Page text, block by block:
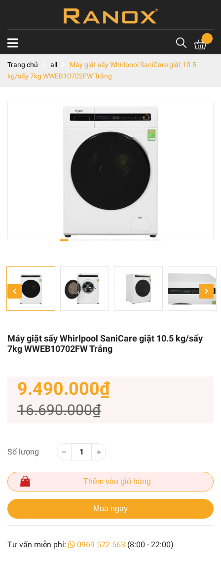
Trang chủ all
Máy giặt sấy Whirlpool SaniCare giặt 10.5
kg/sấy 7kg WWEB10702FW Trắng
Máy giặt sấy Whirlpool SaniCare giặt 10.5 kg/sấy
7kg WWEB10702FW Trắng
9.490.000₫
16.690.000₫
Số lượng
Thêm vào giỏ hàng
Mua ngay
Tư vấn miễn phí: 0969 522 563 (8:00 - 22:00)